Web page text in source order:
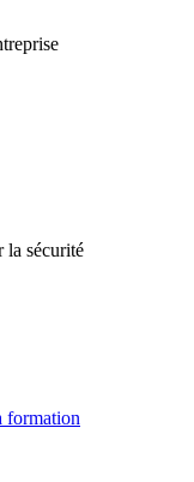
la sécurité
formation